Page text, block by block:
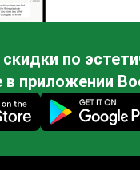
по
в приложении